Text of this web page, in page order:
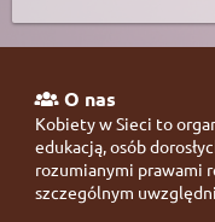
O nas
Kobiety w Sieci to
edukacją, osób
rozumianymi prawami
szczególnym